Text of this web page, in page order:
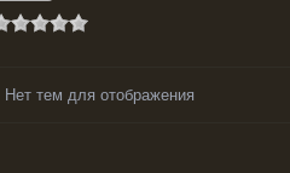
Нет тем для отображения